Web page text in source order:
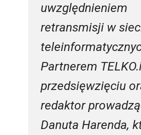
uwzględnieniem
retransmisji w
Partnerem
przedsięwzięciu
redaktor
Danuta Harenda,